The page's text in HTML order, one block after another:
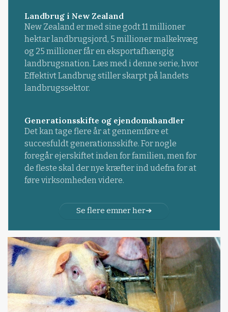
Landbrug i New Zealand
New Zealand er med sine godt 11 millioner
hektar landbrugsjord, 5 millioner malkekvæg
og 25 millioner får en eksportafhængig
landbrugsnation. Læs med i denne serie, hvor
Effektivt Landbrug stiller skarpt på landets
landbrugssektor.
Generationsskifte og ejendomshandler
Det kan tage flere år at gennemføre et
succesfuldt generationsskifte. For nogle
foregår ejerskiftet inden for familien, men for
de fleste skal der nye kræfter ind udefra for at
føre virksomheden videre.
Se flere emner her